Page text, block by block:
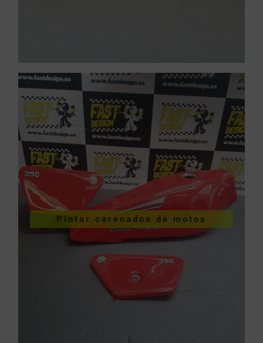
Pintar carenados de motos
Pintar carenados de
motos
VER PINTURA DE CARENADOS